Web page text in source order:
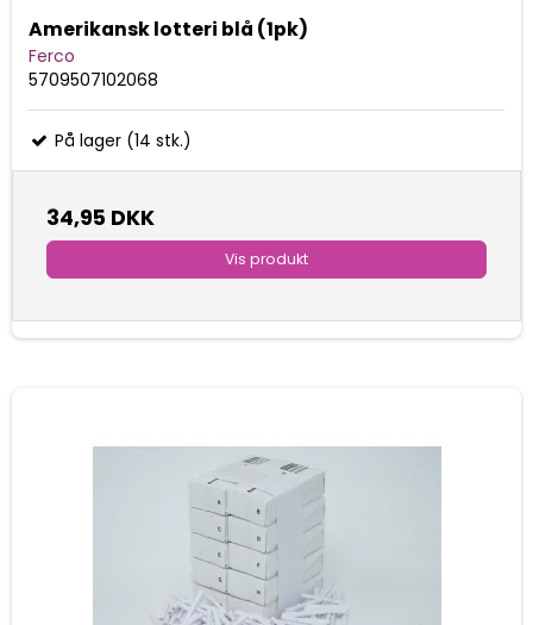
Amerikansk lotteri blå (1pk)
Ferco
5709507102068
På lager (14 stk.)
34,95 DKK
Vis produkt